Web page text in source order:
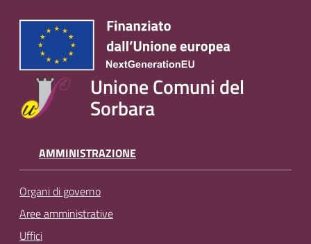
Unione Comuni del
Sorbara
AMMINISTRAZIONE
Organi di governo
Aree amministrative
Uffici